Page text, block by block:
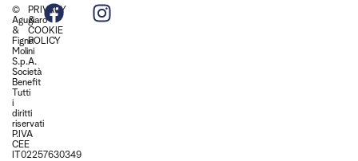
©
Agugiaro
&
Figna
Molini
S.p.A.
Società
Benefit
Tutti
i
diritti
riservati
P.IVA
CEE
IT02257630349
PRIVACY
&
COOKIE
POLICY